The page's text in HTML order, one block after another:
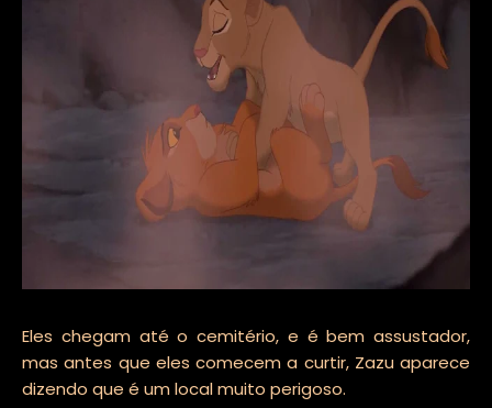
Eles chegam até o cemitério, e é bem assustador,
mas antes que eles comecem a curtir, Zazu aparece
dizendo que é um local muito perigoso.